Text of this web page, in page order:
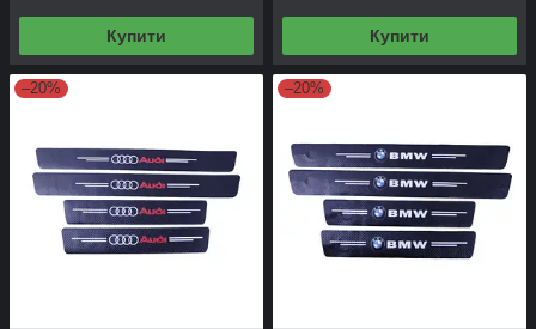
Купити Купити
–20% –20%